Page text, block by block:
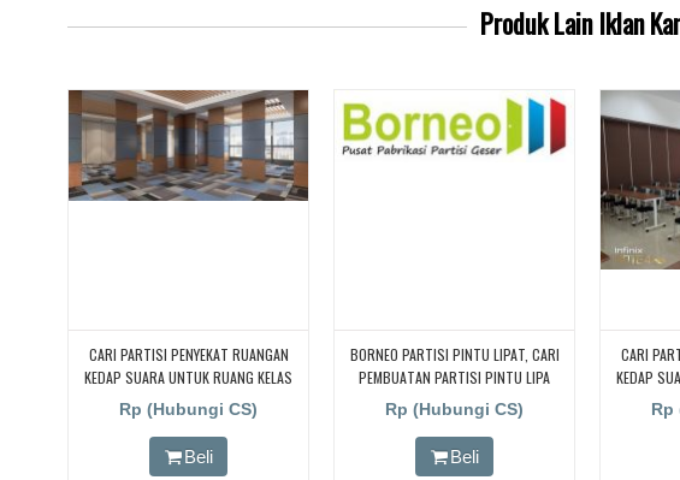
Produk LainIklan
CARI PARTISI PENYEKAT RUANGAN
KEDAP SUARA UNTUK RUANG KELAS
KAMPUS, CARI PARTISI PENYEKAT
RUANGAN KEDAP SUARA UNTUK
RUANG KELAS KAMPUS, CARI PARTISI
PENYEKAT RUANGAN KEDAP SUARA
Rp (Hubungi CS)
Beli
BORNEO PARTISI PINTU LIPAT, CARI
PEMBUATAN PARTISI PINTU LIPA
JAKARTA, BANDUNG, BEKASI, DJOGJA,
YOGYAKARTA TANGERANG, BOGOR,
Redam/kedap Suara
Rp (Hubungi CS)
Beli
CARI
KEDAP
Rp